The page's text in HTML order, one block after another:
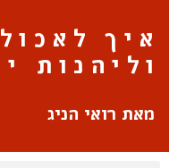
איך
וליהנות
מאת רואי הניג